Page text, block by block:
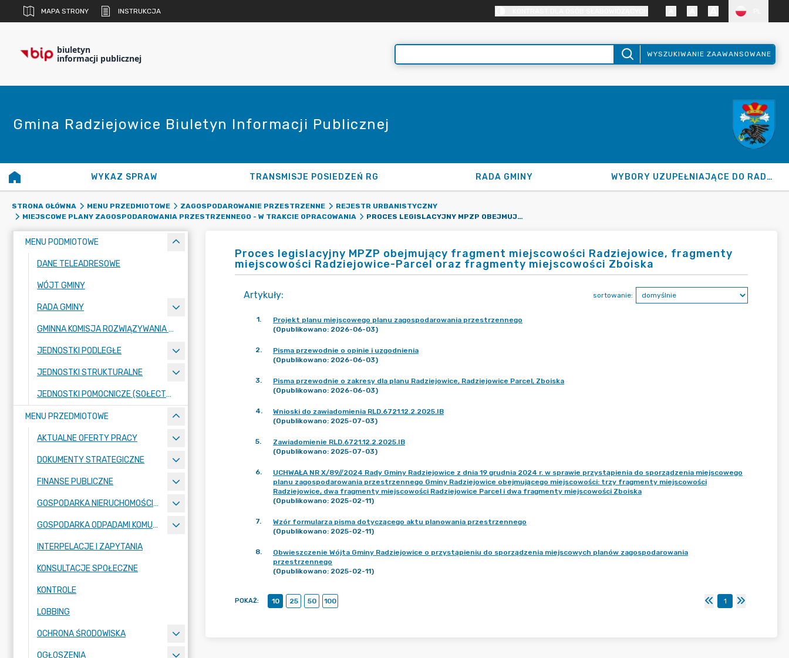
MAPA STRONY INSTRUKCJA
biuletyn
informacji publicznej WYSZUKIWANIE ZAAWANSOWANE
Gmina Radziejowice Biuletyn Informacji Publicznej
WYKAZ SPRAW TRANSMISJE POSIEDZEŃ RG RADA GMINY WYBORY UZUPEŁNIAJĄCE DO RADY GMINY 2026
STRONA GŁÓWNA MENU PRZEDMIOTOWE ZAGOSPODAROWANIE PRZESTRZENNE
REJESTR URBANISTYCZNY
MIEJSCOWE PLANY ZAGOSPODAROWANIA PRZESTRZENNEGO - W TRAKCIE OPRACOWANIA
PROCES LEGISLACYJNY MPZP OBEJMUJĄCY FRAGMENT MIEJSCOWOŚCI RADZIEJOWICE, FRAGMENTY MIEJSCOWOŚCI RADZIEJOWICE-PARCEL ORAZ FRAGMENTY MIEJSCOWOŚCI ZBOISKA
MENU PODMIOTOWE
DANE TELEADRESOWE
WÓJT GMINY
RADA GMINY
GMINNA KOMISJA ROZWIĄZYWANIA PROBLEMÓW ALKOHOLOWYCH
JEDNOSTKI PODLEGŁE
JEDNOSTKI STRUKTURALNE
JEDNOSTKI POMOCNICZE (SOŁECTWA)
MENU PRZEDMIOTOWE
AKTUALNE OFERTY PRACY
DOKUMENTY STRATEGICZNE
FINANSE PUBLICZNE
GOSPODARKA NIERUCHOMOŚCIAMI
GOSPODARKA ODPADAMI KOMUNALNYMI
INTERPELACJE I ZAPYTANIA
KONSULTACJE SPOŁECZNE
KONTROLE
LOBBING
OCHRONA ŚRODOWISKA
OGŁOSZENIA
Proces legislacyjny MPZP obejmujący fragment miejscowości Radziejowice, fragmenty
miejscowości Radziejowice-Parcel oraz fragmenty miejscowości Zboiska
Artykuły: sortowanie:
1.
Projekt planu miejscowego planu zagospodarowania przestrzennego
(Opublikowano: 2026-06-03)
2.
Pisma przewodnie o opinie i uzgodnienia
(Opublikowano: 2026-06-03)
3.
Pisma przewodnie o zakresy dla planu Radziejowice, Radziejowice Parcel, Zboiska
(Opublikowano: 2026-06-03)
4.
Wnioski do zawiadomienia RLD.6721.12.2.2025.IB
(Opublikowano: 2025-07-03)
5.
Zawiadomienie RLD.6721.12.2.2025.IB
(Opublikowano: 2025-07-03)
6.
UCHWAŁA NR X/89//2024 Rady Gminy Radziejowice z dnia 19 grudnia 2024 r. w sprawie przystąpienia do sporządzenia miejscowego
planu zagospodarowania przestrzennego Gminy Radziejowice obejmującego miejscowości: trzy fragmenty miejscowości
Radziejowice, dwa fragmenty miejscowości Radziejowice Parcel i dwa fragmenty miejscowości Zboiska
(Opublikowano: 2025-02-11)
7.
Wzór formularza pisma dotyczącego aktu planowania przestrzennego
(Opublikowano: 2025-02-11)
8.
Obwieszczenie Wójta Gminy Radziejowice o przystąpieniu do sporządzenia miejscowych planów zagospodarowania
przestrzennego
(Opublikowano: 2025-02-11)
POKAŻ: 10 25 50 100 1